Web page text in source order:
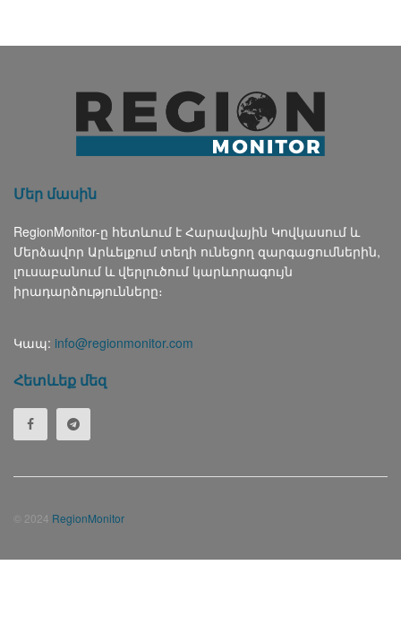
Մեր մասին
RegionMonitor-ը հետևում է Հարավային Կովկասում և
Մերձավոր Արևելքում տեղի ունեցող զարգացումներին,
լուսաբանում և վերլուծում կարևորագույն
իրադարձությունները։
Կապ: info@regionmonitor.com
Հետևեք մեզ
© 2024 RegionMonitor